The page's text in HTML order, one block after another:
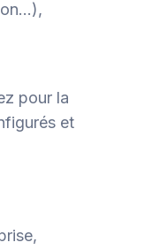
pour la
et